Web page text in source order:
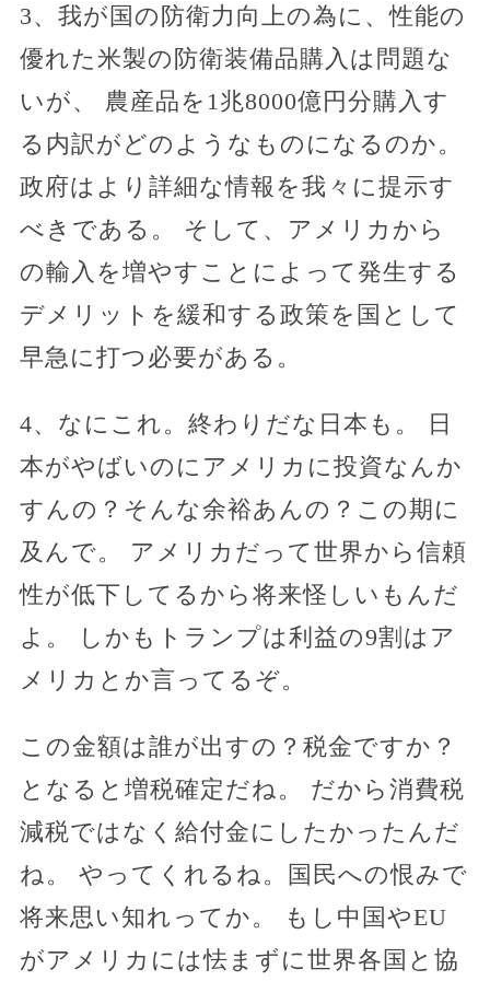
3、我が国の防衛力向上の為に、性能の
優れた米製の防衛装備品購入は問題な
いが、 農産品を1兆8000億円分購入す
る内訳がどのようなものになるのか。
政府はより詳細な情報を我々に提示す
べきである。 そして、アメリカから
の輸入を増やすことによって発生する
デメリットを緩和する政策を国として
早急に打つ必要がある。
4、なにこれ。終わりだな日本も。 日
本がやばいのにアメリカに投資なんか
すんの？そんな余裕あんの？この期に
及んで。 アメリカだって世界から信頼
性が低下してるから将来怪しいもんだ
よ。 しかもトランプは利益の9割はア
メリカとか言ってるぞ。
この金額は誰が出すの？税金ですか？
となると増税確定だね。 だから消費税
減税ではなく給付金にしたかったんだ
ね。 やってくれるね。国民への恨みで
将来思い知れってか。 もし中国やEU
がアメリカには怯まずに世界各国と協